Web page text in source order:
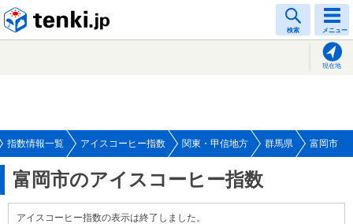
検索 メニュー
現在地
指数情報一覧 アイスコーヒー指数 関東・甲信地方 群馬県 富岡市
富岡市のアイスコーヒー指数
アイスコーヒー指数の表示は終了しました。